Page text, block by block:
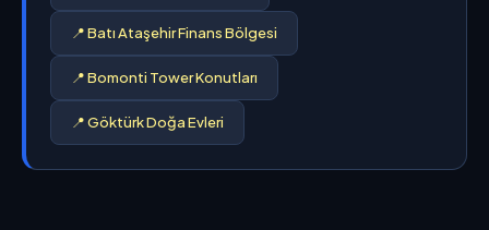
📍 Batı Ataşehir Finans Bölgesi
📍 Bomonti Tower Konutları
📍 Göktürk Doğa Evleri